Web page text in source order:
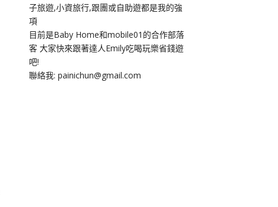
子旅遊,小資旅行,跟團或自助遊都是我的強
項
目前是Baby Home和mobile01的合作部落
客 大家快來跟著達人Emily吃喝玩樂省錢遊
吧!
聯絡我: painichun@gmail.com